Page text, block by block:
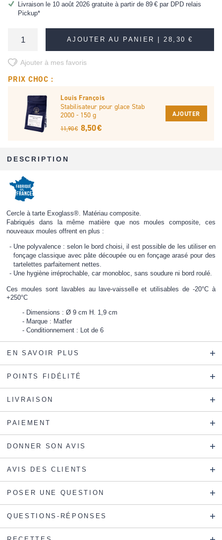
Livraison le 10 août 2026 gratuite à partir de 89 €par DPD relais
Pickup*
AJOUTER AU PANIER |28,30 €
Ajouter à mes favoris
PRIX CHOC :
Louis François
Stabilisateur pour glace Stab
2000 - 150 g
11,90 € 8,50 €
AJOUTER
DESCRIPTION
Cercle à tarte Exoglass®. Matériau composite.
Fabriqués dans la même matière que nos moules composite, ces
nouveaux moules offrent en plus :
Une polyvalence : selon le bord choisi, il est possible de les utiliser en
fonçage classique avec pâte découpée ou en fonçage arasé pour des
tartelettes parfaitement nettes.
Une hygiène irréprochable, car monobloc, sans soudure ni bord roulé.
Ces moules sont lavables au lave-vaisselle et utilisables de -20°C à
+250°C
Dimensions : Ø 9 cm H. 1,9 cm
Marque : Matfer
Conditionnement : Lot de 6
EN SAVOIR PLUS
POINTS FIDÉLITÉ
LIVRAISON
PAIEMENT
DONNER SON AVIS
AVIS DES CLIENTS
POSER UNE QUESTION
QUESTIONS-RÉPONSES